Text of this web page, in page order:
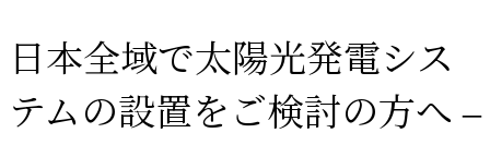
日本全域で太陽光発電シス
テムの設置をご検討の方へ –